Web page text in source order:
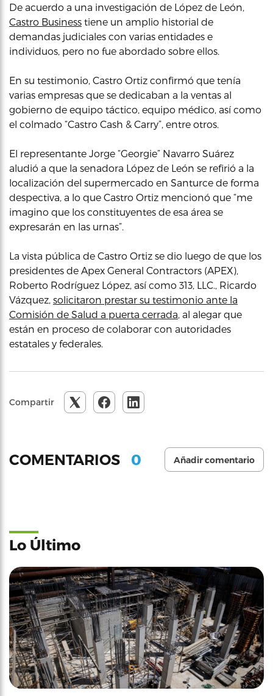
De acuerdo a una investigación de López de León,
Castro Business tiene un amplio historial de
demandas judiciales con varias entidades e
individuos, pero no fue abordado sobre ellos.
En su testimonio, Castro Ortiz confirmó que tenía
varias empresas que se dedicaban a la ventas al
gobierno de equipo táctico, equipo médico, así como
el colmado “Castro Cash & Carry”, entre otros.
El representante Jorge “Georgie” Navarro Suárez
aludió a que la senadora López de León se refirió a la
localización del supermercado en Santurce de forma
despectiva, a lo que Castro Ortiz mencionó que “me
imagino que los constituyentes de esa área se
expresarán en las urnas”.
La vista pública de Castro Ortiz se dio luego de que los
presidentes de Apex General Contractors (APEX),
Roberto Rodríguez López, así como 313, LLC., Ricardo
Vázquez, solicitaron prestar su testimonio ante la
Comisión de Salud a puerta cerrada, al alegar que
están en proceso de colaborar con autoridades
estatales y federales.
Compartir
COMENTARIOS 0 Añadir comentario
Lo Último